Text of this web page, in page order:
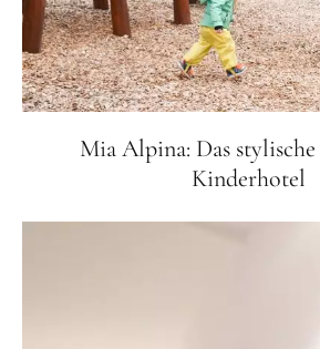
Mia Alpina: Das
Kinderhotel